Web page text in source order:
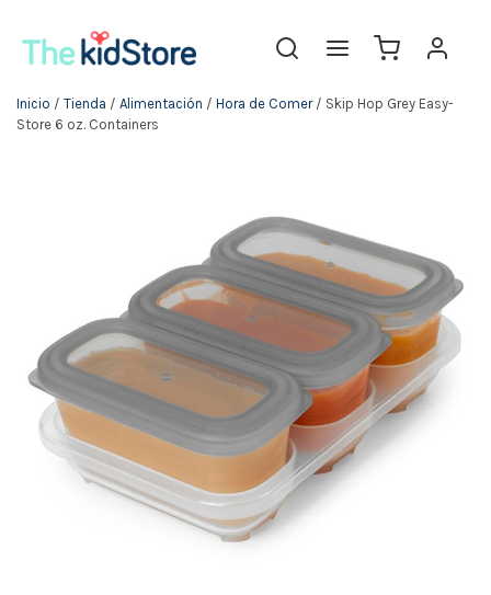
Inicio / Tienda / Alimentación / Hora de Comer/ Skip Hop Grey Easy-
Store 6 oz. Containers